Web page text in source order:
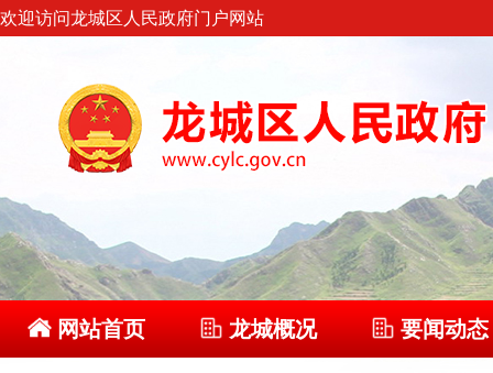
欢迎访问龙城区人民政府门户网站
网站首页 龙城概况 要闻动态